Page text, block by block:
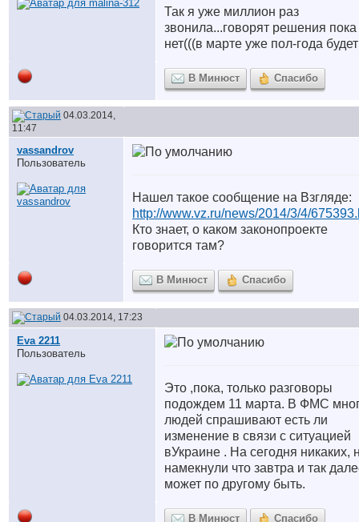
Так я уже миллион раз
звонила...говорят решения пока
нет(((в марте уже пол-года будет
В Минюст Спасибо
04.03.2014,
11:47
vassandrov
Пользователь
Нашел такое сообщение на Взгляде:
http://www.vz.ru/news/2014/3/4/
Кто знает, о каком законопроекте
говорится там?
В Минюст Спасибо
04.03.2014, 17:23
Eva 2211
Пользователь
Это ,пока, только разговоры
подождем 11 марта. В ФМС
людей спрашивают есть ли
изменение в связи с ситуацией
вУкраине . На сегодня никаких,
намекнули что завтра и так
может по другому быть.
В Минюст Спасибо